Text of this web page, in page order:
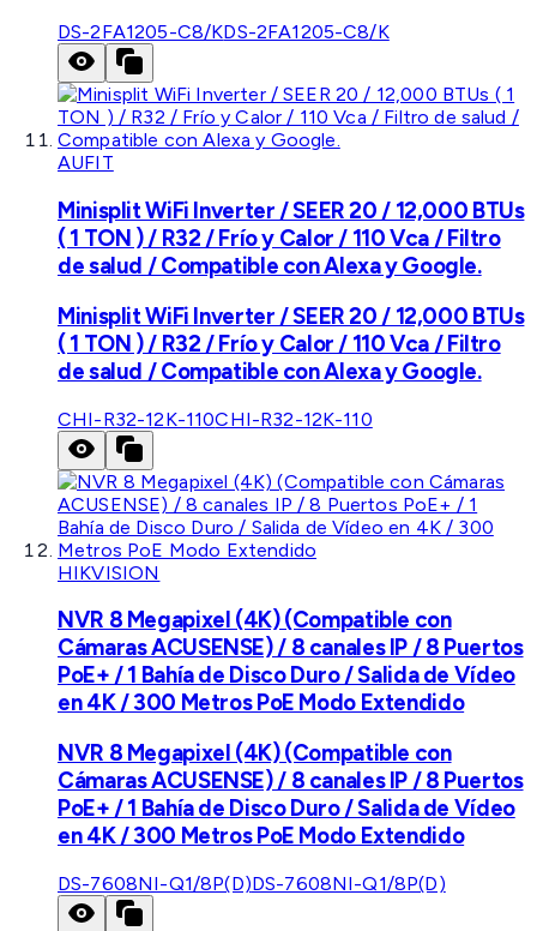
DS-2FA1205-C8/KDS-2FA1205-C8/K
AUFIT
Minisplit WiFi Inverter / SEER 20 / 12,000 BTUs
( 1 TON ) / R32 / Frío y Calor / 110 Vca / Filtro
de salud / Compatible con Alexa y Google.
Minisplit WiFi Inverter / SEER 20 / 12,000 BTUs
( 1 TON ) / R32 / Frío y Calor / 110 Vca / Filtro
de salud / Compatible con Alexa y Google.
CHI-R32-12K-110CHI-R32-12K-110
HIKVISION
NVR 8 Megapixel (4K) (Compatible con
Cámaras ACUSENSE) / 8 canales IP / 8 Puertos
PoE+ / 1 Bahía de Disco Duro / Salida de Vídeo
en 4K / 300 Metros PoE Modo Extendido
NVR 8 Megapixel (4K) (Compatible con
Cámaras ACUSENSE) / 8 canales IP / 8 Puertos
PoE+ / 1 Bahía de Disco Duro / Salida de Vídeo
en 4K / 300 Metros PoE Modo Extendido
DS-7608NI-Q1/8P(D)DS-7608NI-Q1/8P(D)